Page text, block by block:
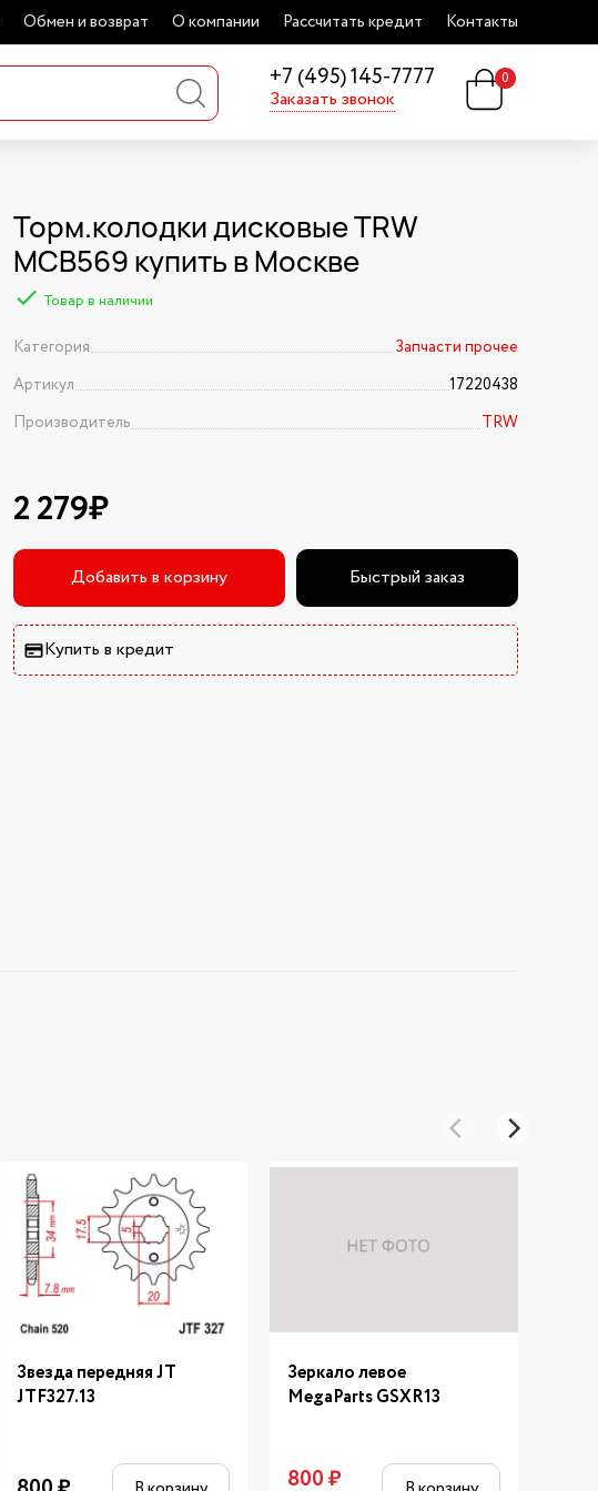
Обмен и возврат О компании Рассчитать кредит Контакты
+7 (495) 145-7777
Заказать звонок
0
Торм.колодки дисковые TRW
MCB569 купить в Москве
Товар в наличии
Категория
Запчасти прочее
Артикул
17220438
Производитель
TRW
2 279₽
Добавить в корзину Быстрый заказ
Купить в кредит
Звезда передняя JT
JTF327.13
Зеркало левое
MegaParts GSXR13
800₽